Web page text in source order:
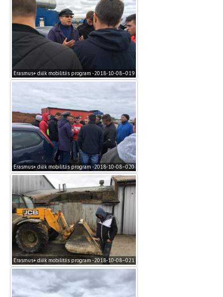
Erasmus+ diák mobilitás program -2018-10-08–019
Erasmus+ diák mobilitás program -2018-10-08–020
Erasmus+ diák mobilitás program -2018-10-08–021